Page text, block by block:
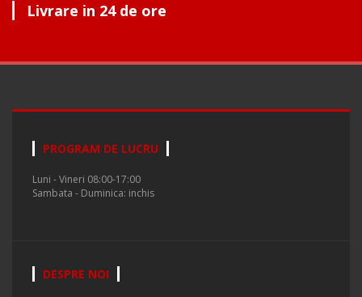
Livrare in 24 de ore
PROGRAM DE LUCRU
Luni - Vineri 08:00-17:00
Sambata - Duminica: inchis
DESPRE NOI